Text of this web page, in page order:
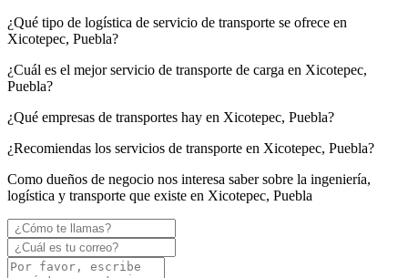
¿Qué tipo de logística de servicio de transporte se ofrece en
Xicotepec, Puebla?
¿Cuál es el mejor servicio de transporte de carga en Xicotepec,
Puebla?
¿Qué empresas de transportes hay en Xicotepec, Puebla?
¿Recomiendas los servicios de transporte en Xicotepec, Puebla?
Como dueños de negocio nos interesa saber sobre la ingeniería,
logística y transporte que existe en Xicotepec, Puebla